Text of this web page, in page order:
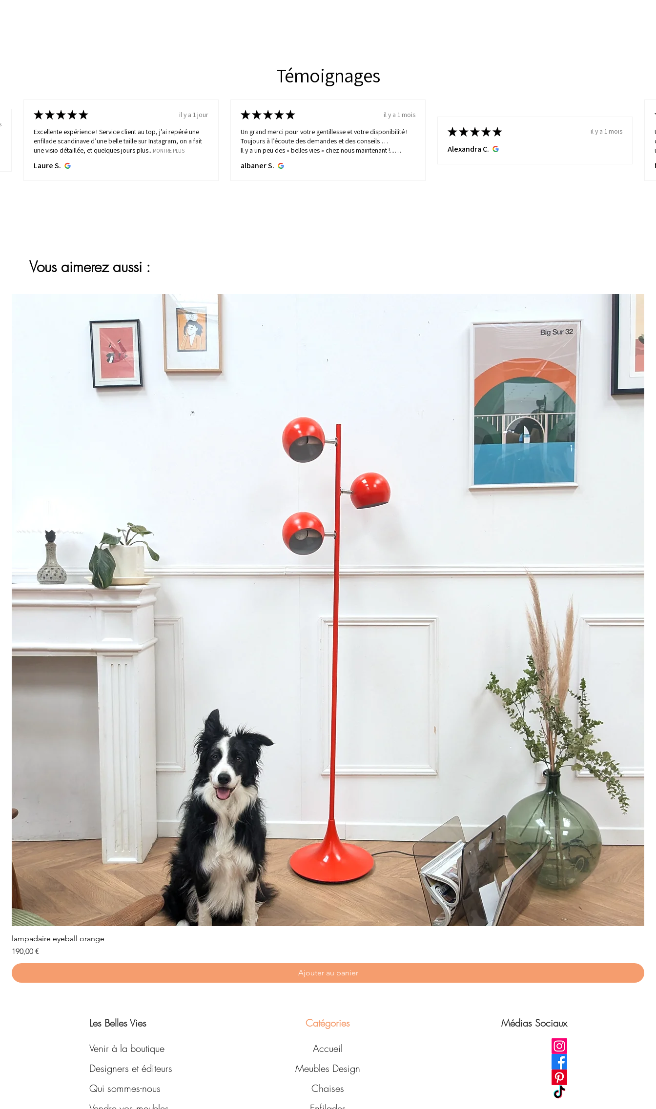
Témoignages
★★★★★
il y a 1 jour
Excellente expérience ! Service client au top, j’ai repéré une
enfilade scandinave d’une belle taille sur Instagram, on a fait
une visio détaillée, et quelques jours plus...MONTRE PLUS
Laure S.
★★★★★
il y a 1 mois
Un grand merci pour votre gentillesse et votre disponibilité !
Toujours à l’écoute des demandes et des conseils …
Il y a un peu des « belles vies » chez nous maintenant !...
albaner S.
★★★★★ il y a 1 mois
Alexandra C.
Vous aimerez aussi :
lampadaire eyeball orange
Prix
190,00 €
Ajouter au panier
Les Belles Vies
Venir à la boutique
Designers et éditeurs
Qui sommes-nous
Catégories
Accueil
Meubles Design
Chaises
Médias Sociaux